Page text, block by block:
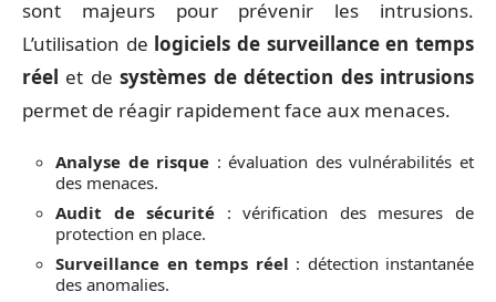
sont majeurs pour prévenir les intrusions.
L’utilisation de logiciels de surveillance en temps
réel et desystèmes de détection des intrusions
permet de réagir rapidement face aux menaces.
Analyse de risque : évaluation des vulnérabilités et
des menaces.
Audit de sécurité : vérification des mesures de
protection en place.
Surveillance en temps réel : détection instantanée
des anomalies.